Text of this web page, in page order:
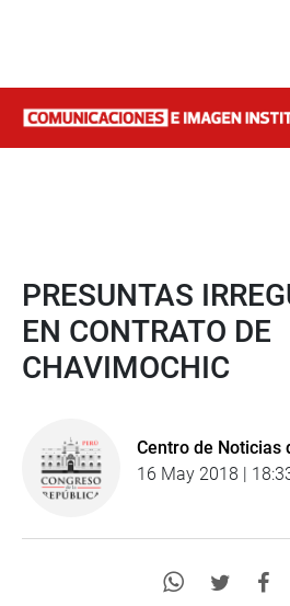
PRESUNTAS
EN CONTRATO DE
CHAVIMOCHIC
Centro de Noticias
16 May 2018 |